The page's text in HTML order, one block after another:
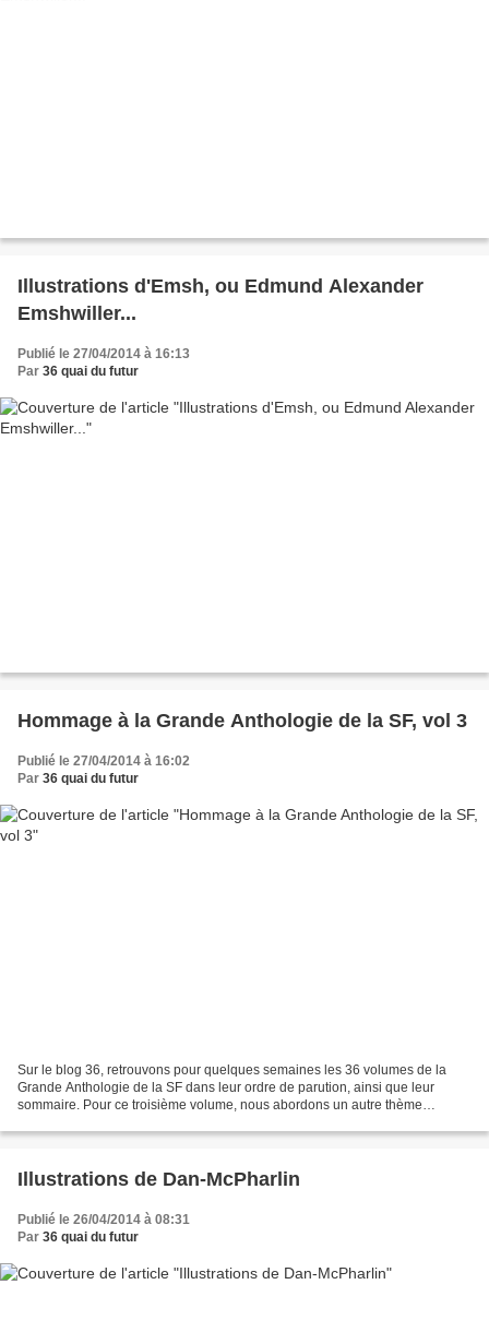
Illustrations d'Emsh, ou Edmund Alexander
Emshwiller...
Publié le 27/04/2014 à 16:13
Par 36 quai du futur
Hommage à la Grande Anthologie de la SF, vol 3
Publié le 27/04/2014 à 16:02
Par 36 quai du futur
Sur le blog 36, retrouvons pour quelques semaines les 36 volumes de la
Grande Anthologie de la SF dans leur ordre de parution, ainsi que leur
sommaire. Pour ce troisième volume, nous abordons un autre thème
Illustrations de Dan-McPharlin
Publié le 26/04/2014 à 08:31
Par 36 quai du futur